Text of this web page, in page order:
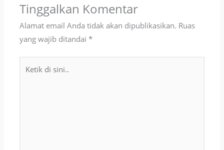
Tinggalkan Komentar
Alamat email Anda tidak akan dipublikasikan. Ruas
yang wajib ditandai*